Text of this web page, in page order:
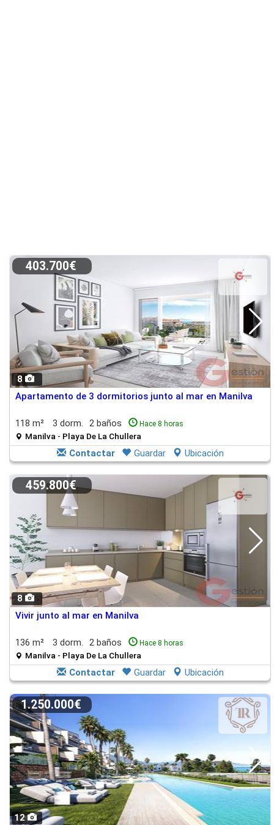
8
403.700€
Apartamento de 3 dormitorios junto al mar en Manilva
118 m² 3 dorm. 2 baños Hace 8 horas
Manilva - Playa De La Chullera
Contactar Guardar Ubicación
8
459.800€
Vivir junto al mar en Manilva
136 m² 3 dorm. 2 baños Hace 8 horas
Manilva - Playa De La Chullera
Contactar Guardar Ubicación
12
1.250.000€